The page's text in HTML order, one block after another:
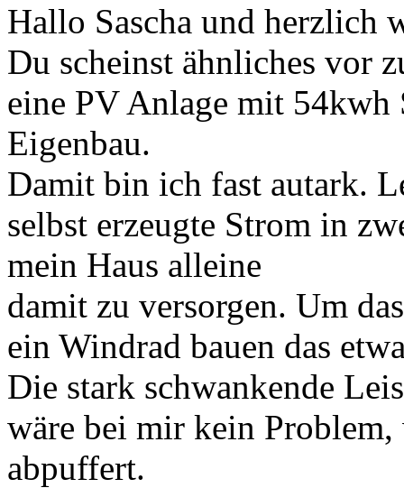
Hallo Sascha und herzlich
Du scheinst ähnliches vor
eine PV Anlage mit 54kwh
Eigenbau.
Damit bin ich fast autark.
selbst erzeugte Strom in
mein Haus alleine
damit zu versorgen. Um
ein Windrad bauen das
Die stark schwankende
wäre bei mir kein
abpuffert.